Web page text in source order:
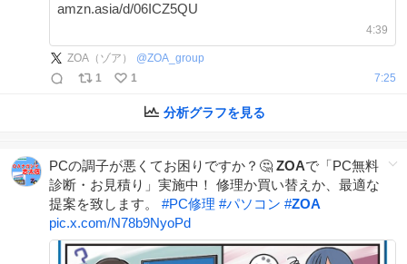
amzn.asia/d/06ICZ5QU
4:39
ZOA（ゾア） @ZOA_group
1
1 7:25
分析グラフを見る
PCの調子が悪くてお困りですか？🤔 ZOAで「PC無料
診断・お見積り」実施中！ 修理か買い替えか、最適な
提案を致します。 #PC修理 #パソコン #ZOA
pic.x.com/N78b9NyoPd